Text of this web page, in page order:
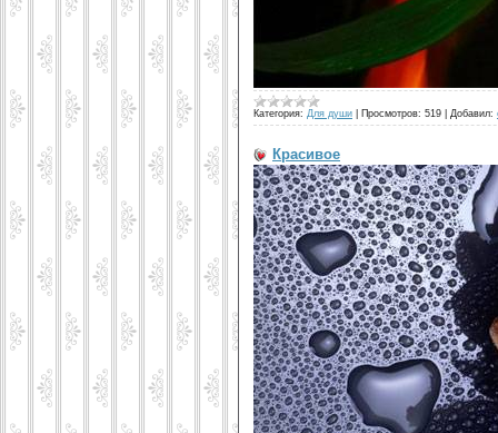
Категория: Для души Просмотров: 519 Добавил:
Красивое